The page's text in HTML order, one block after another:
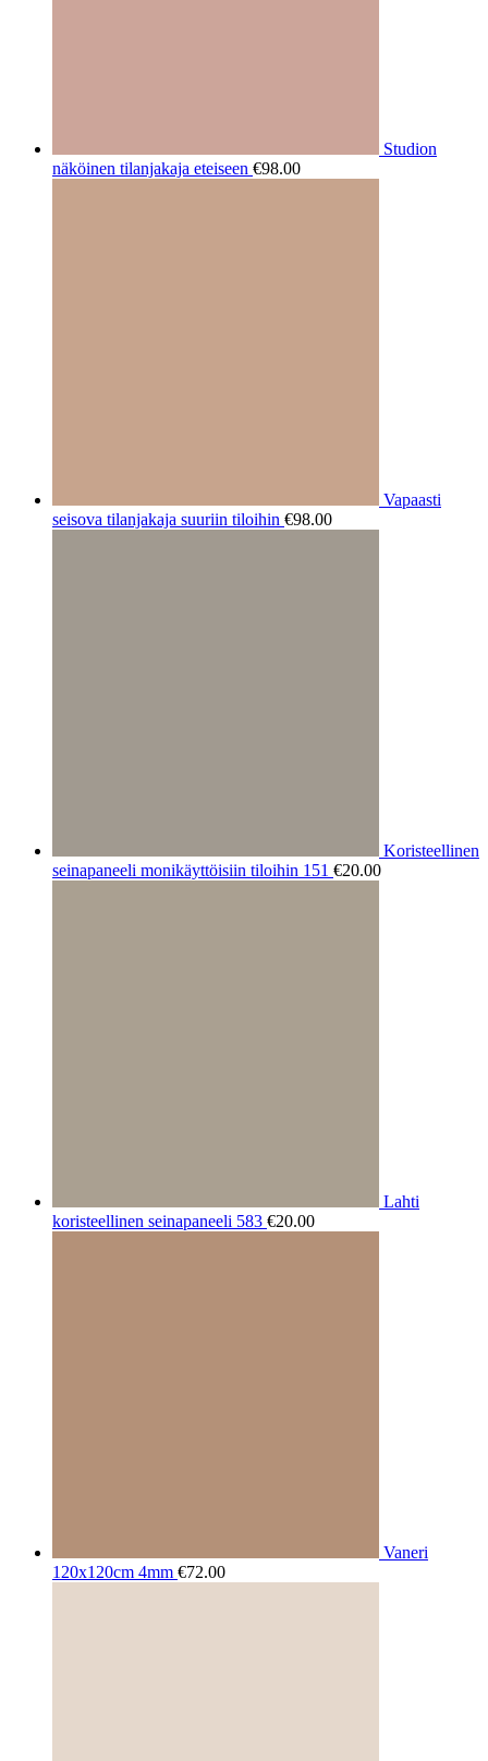
Studion
näköinen tilanjakaja eteiseen €98.00
Vapaasti
seisova tilanjakaja suuriin tiloihin €98.00
Koristeellinen
seinapaneeli monikäyttöisiin tiloihin 151 €20.00
Lahti
koristeellinen seinapaneeli 583 €20.00
Vaneri
120x120cm 4mm €72.00